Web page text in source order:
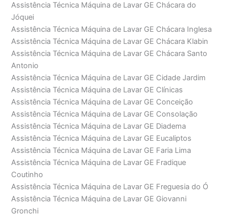
Assistência Técnica Máquina de Lavar GE Chácara do
Jóquei
Assistência Técnica Máquina de Lavar GE Chácara Inglesa
Assistência Técnica Máquina de Lavar GE Chácara Klabin
Assistência Técnica Máquina de Lavar GE Chácara Santo
Antonio
Assistência Técnica Máquina de Lavar GE Cidade Jardim
Assistência Técnica Máquina de Lavar GE Clínicas
Assistência Técnica Máquina de Lavar GE Conceição
Assistência Técnica Máquina de Lavar GE Consolação
Assistência Técnica Máquina de Lavar GE Diadema
Assistência Técnica Máquina de Lavar GE Eucaliptos
Assistência Técnica Máquina de Lavar GE Faria Lima
Assistência Técnica Máquina de Lavar GE Fradique
Coutinho
Assistência Técnica Máquina de Lavar GE Freguesia do Ó
Assistência Técnica Máquina de Lavar GE Giovanni
Gronchi